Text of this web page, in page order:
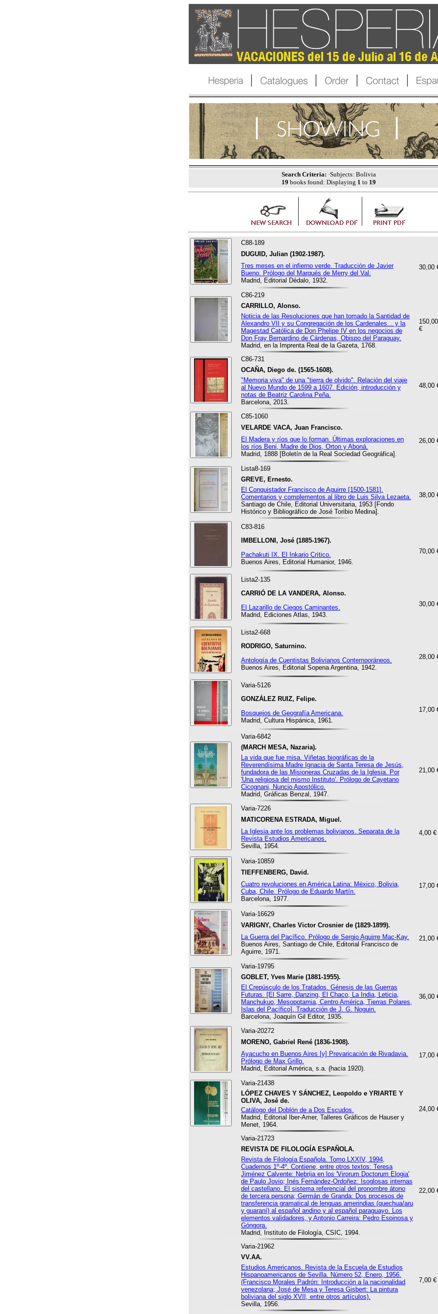
Search Criteria: ·Subjects: Bolivia
19 books found: Displaying 1 to 19
C88-189
DUGUID, Julian (1902-1987).
30,00
Tres meses en el infierno verde. Traducción de Javier
Bueno. Prólogo del Marqués de Merry del Val.
Madrid, Editorial Dédalo, 1932.
C86-219
CARRILLO, Alonso.
150,00
€
Noticia de las Resoluciones que han tomado la Santidad de
Alexandro VII y su Congregación de los Cardenales... y la
Magestad Católica de Don Phelipe IV en los negocios de
Don Fray Bernardino de Cárdenas, Obispo del Paraguay.
Madrid, en la Imprenta Real de la Gazeta, 1768.
C86-731
OCAÑA, Diego de. (1565-1608).
48,00
"Memoria viva" de una "tierra de olvido". Relación del viaje
al Nuevo Mundo de 1599 a 1607. Edición, introducción y
notas de Beatriz Carolina Peña.
Barcelona, 2013.
C85-1060
VELARDE VACA, Juan Francisco.
26,00
El Madera y ríos que lo forman. Últimas exploraciones en
los ríos Beni, Madre de Dios, Orton y Aboná.
Madrid, 1888 [Boletín de la Real Sociedad Geográfica].
Lista8-169
GREVE, Ernesto.
38,00
El Conquistador Francisco de Aguirre [1500-1581].
Comentarios y complementos al libro de Luis Silva Lezaeta.
Santiago de Chile, Editorial Universitaria, 1953 [Fondo
Histórico y Bibliográfico de José Toribio Medina].
C83-816
IMBELLONI, José (1885-1967).
70,00
Pachakuti IX. El Inkario Crítico.
Buenos Aires, Editorial Humanior, 1946.
Lista2-135
CARRIÓ DE LA VANDERA, Alonso.
30,00
El Lazarillo de Ciegos Caminantes.
Madrid, Ediciones Atlas, 1943.
Lista2-668
RODRIGO, Saturnino.
28,00
Antología de Cuentistas Bolivianos Contemporáneos.
Buenos Aires, Editorial Sopena Argentina, 1942.
Varia-5126
GONZÁLEZ RUIZ, Felipe.
17,00
Bosquejos de Geografía Americana.
Madrid, Cultura Hispánica, 1961.
Varia-6842
(MARCH MESA, Nazaria).
21,00
La vida que fue misa. Viñetas biográficas de la
Reverendísima Madre Ignacia de Santa Teresa de Jesús,
fundadora de las Misioneras Cruzadas de la Iglesia. Por
'Una religiosa del mismo Instituto'. Prólogo de Cayetano
Cicognani, Nuncio Apostólico.
Madrid, Gráficas Benzal, 1947.
Varia-7226
MATICORENA ESTRADA, Miguel.
4,00 €
La Iglesia ante los problemas bolivianos. Separata de la
Revista Estudios Americanos.
Sevilla, 1954.
Varia-10859
TIEFFENBERG, David.
17,00
Cuatro revoluciones en América Latina: México, Bolivia,
Cuba, Chile. Prólogo de Eduardo Martín.
Barcelona, 1977.
Varia-16629
VARIGNY, Charles Victor Crosnier de (1829-1899).
21,00
La Guerra del Pacífico. Prólogo de Sergio Aguirre Mac-Kay.
Buenos Aires, Santiago de Chile, Editorial Francisco de
Aguirre, 1971.
Varia-19795
GOBLET, Yves Marie (1881-1955).
36,00
El Crepúsculo de los Tratados. Génesis de las Guerras
Futuras. [El Sarre, Danzing, El Chaco, La India, Leticia,
Manchukuo, Mesopotamia, Centro América, Tierras Polares,
Islas del Pacífico]. Traducción de J. G. Noguin.
Barcelona, Joaquín Gil Editor, 1935.
Varia-20272
MORENO, Gabriel René (1836-1908).
17,00
Ayacucho en Buenos Aires [y] Prevaricación de Rivadavia.
Prólogo de Max Grillo.
Madrid, Editorial América, s.a. (hacia 1920).
Varia-21438
LÓPEZ CHAVES Y SÁNCHEZ, Leopoldo e YRIARTE Y
OLIVA, José de.
24,00
Catálogo del Doblón de a Dos Escudos.
Madrid, Editorial Iber-Amer, Talleres Gráficos de Hauser y
Menet, 1964.
Varia-21723
REVISTA DE FILOLOGÍA ESPAÑOLA.
22,00
Revista de Filología Española. Tomo LXXIV, 1994,
Cuadernos 1º-4º. Contiene, entre otros textos: Teresa
Jiménez Calvente: Nebrija en los 'Virorum Doctorum Elogia'
de Paulo Jovio; Inés Fernández-Ordoñez: Isoglosas internas
del castellano. El sistema referencial del pronombre átono
de tercera persona; Germán de Granda: Dos procesos de
transferencia gramatical de lenguas amerindias (quechua/aru
y guaraní) al español andino y al español paraguayo. Los
elementos validadores, y Antonio Carreira: Pedro Espinosa y
Góngora.
Madrid, Instituto de Filología, CSIC, 1994.
Varia-21962
VV.AA.
7,00 €
Estudios Americanos. Revista de la Escuela de Estudios
Hispanoamericanos de Sevilla. Número 52, Enero, 1956.
(Francisco Morales Padrón: Introducción a la nacionalidad
venezolana; José de Mesa y Teresa Gisbert: La pintura
boliviana del siglo XVII, entre otros artículos).
Sevilla, 1956.